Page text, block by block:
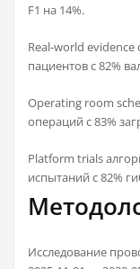
F1 на 14%.
Real-world evidence
пациентов с 82%
Operating room
операций с 83%
Platform trials
испытаний с 82%
Исследование